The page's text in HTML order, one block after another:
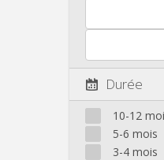
Durée
10-12
5-6 mois
3-4 mois